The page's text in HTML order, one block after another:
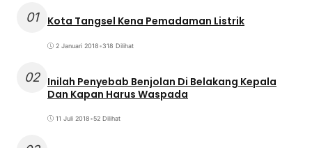
01 Kota Tangsel Kena Pemadaman Listrik
2 Januari 2018•318 Dilihat
02 Inilah Penyebab Benjolan Di Belakang Kepala
Dan Kapan Harus Waspada
11 Juli 2018•52 Dilihat